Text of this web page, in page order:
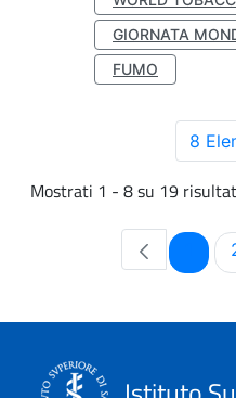
GIORNATA
FUMO
8
Mostrati 1 - 8 su 19